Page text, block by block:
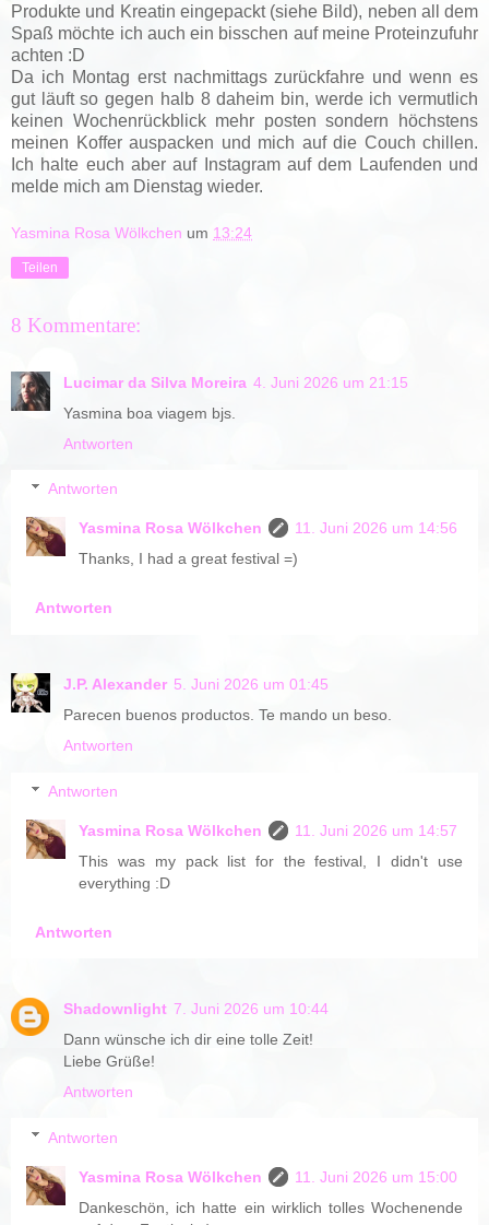
Produkte und Kreatin eingepackt (siehe Bild), neben all dem
Spaß möchte ich auch ein bisschen auf meine Proteinzufuhr
achten :D
Da ich Montag erst nachmittags zurückfahre und wenn es
gut läuft so gegen halb 8 daheim bin, werde ich vermutlich
keinen Wochenrückblick mehr posten sondern höchstens
meinen Koffer auspacken und mich auf die Couch chillen.
Ich halte euch aber auf Instagram auf dem Laufenden und
melde mich am Dienstag wieder.
Yasmina Rosa Wölkchen um 13:24
Teilen
8 Kommentare:
Lucimar da Silva Moreira 4. Juni 2026 um 21:15
Yasmina boa viagem bjs.
Antworten
Antworten
Yasmina Rosa Wölkchen
11. Juni 2026 um 14:56
Thanks, I had a great festival =)
Antworten
J.P. Alexander 5. Juni 2026 um 01:45
Parecen buenos productos. Te mando un beso.
Antworten
Antworten
Yasmina Rosa Wölkchen
11. Juni 2026 um 14:57
This was my pack list for the festival, I didn't use
everything :D
Antworten
Shadownlight 7. Juni 2026 um 10:44
Dann wünsche ich dir eine tolle Zeit!
Liebe Grüße!
Antworten
Antworten
Yasmina Rosa Wölkchen
11. Juni 2026 um 15:00
Dankeschön, ich hatte ein wirklich tolles Wochenende